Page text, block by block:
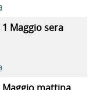
Maggio sera